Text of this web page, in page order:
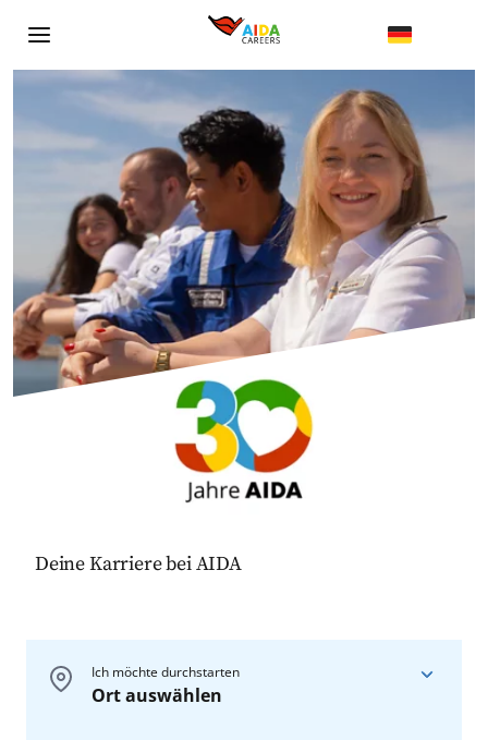
Deine Karriere bei AIDA
Ich möchte durchstarten
Ort auswählen